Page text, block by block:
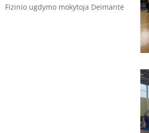
Fizinio ugdymo mokytoja Deimantė